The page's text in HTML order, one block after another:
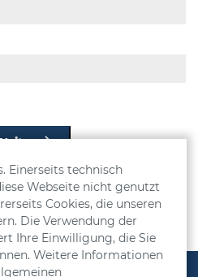
Einerseits technisch
Webseite nicht genutzt
Cookies, die unseren
Die Verwendung der
Ihre Einwilligung, die Sie
Weitere Informationen